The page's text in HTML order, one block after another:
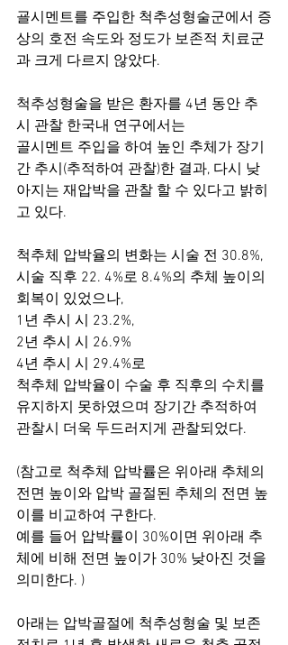
굘시멘트를 주입한 척추성형술군에서 증
상의 호전 속도와 정도가 보존적 치료군
과 크게 다르지 않았다.
척추성형술을 받은 환자를 4년 동안 추
시 관찰 한국내 연구에서는
골시멘트 주입을 하여 높인 추체가 장기
간 추시(추적하여 관찰)한 결과, 다시 낮
아지는 재압박을 관찰 할 수 있다고 밝히
고 있다.
척추체 압박율의 변화는 시술 전 30.8%,
시술 직후 22. 4%로 8.4%의 추체 높이의
회복이 있었으나,
1년 추시 시 23.2%,
2년 추시 시 26.9%
4년 추시 시 29.4%로
척추체 압박율이 수술 후 직후의 수치를
유지하지 못하였으며 장기간 추적하여
관찰시 더욱 두드러지게 관찰되었다.
(참고로 척추체 압박률은 위아래 추체의
전면 높이와 압박 골절된 추체의 전면 높
이를 비교하여 구한다.
예를 들어 압박률이 30%이면 위아래 추
체에 비해 전면 높이가 30% 낮아진 것을
의미한다. )
아래는 압박골절에 척추성형술 및 보존